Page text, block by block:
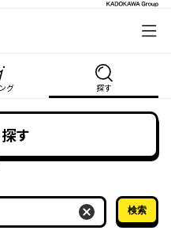
グ 探す
す
検索